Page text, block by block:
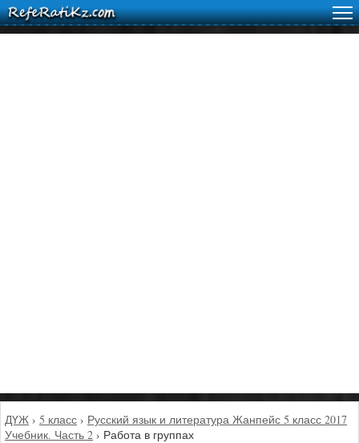
ДҮЖ › 5 класс › Русский язык и литература Жанпейс 5 класс 2017
Учебник. Часть 2 › Работа в группах